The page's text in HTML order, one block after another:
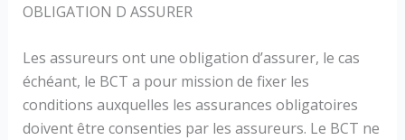
OBLIGATION D ASSURER
Les assureurs ont une obligation d’assurer, le cas
échéant, le BCT a pour mission de fixer les
conditions auxquelles les assurances obligatoires
doivent être consenties par les assureurs. Le BCT ne